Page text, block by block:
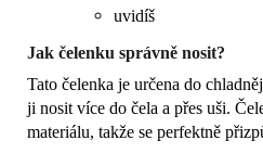
uvidíš
Jak čelenku správně nosit?
Tato čelenka je určena do
ji nosit více do čela a přes uši.
materiálu, takže se perfektně